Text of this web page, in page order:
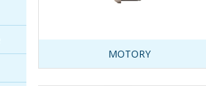
MOTORY